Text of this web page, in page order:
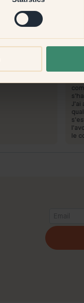
J'ai
le